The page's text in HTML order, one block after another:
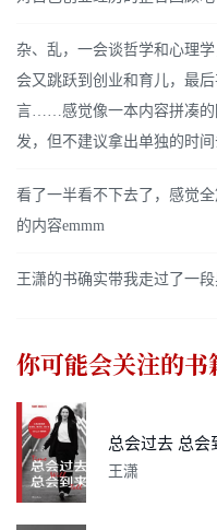
杂、乱，一会谈哲学和心理
会又跳跃到创业和育儿，最
言……感觉像一本内容拼凑的
发，但不建议拿出单独的时
看了一半看不下去了，感觉
的内容emmm
王潇的书确实带我走过了一
你可能会关注的书
总会过去 总会
王潇